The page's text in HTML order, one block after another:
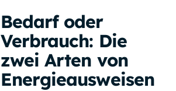
Bedarf oder
Verbrauch: Die
zwei Arten von
Energieausweisen